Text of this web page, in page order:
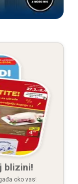
blizini!
oko vas!